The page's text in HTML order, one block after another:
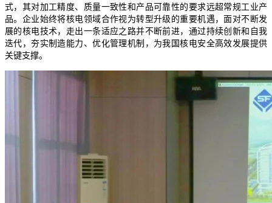
式，其对加工精度、质量一致性和产品可靠性的要求远超常规工业产
品。企业始终将核电领域合作视为转型升级的重要机遇，面对不断发
展的核电技术，走出一条适应之路并不断前进，通过持续创新和自我
迭代，夯实制造能力、优化管理机制，为我国核电安全高效发展提供
关键支撑。